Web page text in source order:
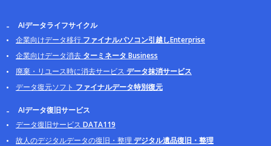
AIデータライフサイクル
企業向けデータ移行 ファイナルパソコン引越しEnterprise
企業向けデータ消去 ターミネータ Business
廃棄・リユース時に消去サービス データ抹消サービス
データ復元ソフト ファイナルデータ特別復元
AIデータ復旧サービス
データ復旧サービス DATA119
故人のデジタルデータの復旧・整理 デジタル遺品復旧・整理